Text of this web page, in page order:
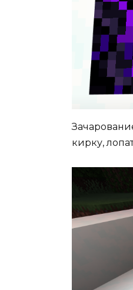
кирку,